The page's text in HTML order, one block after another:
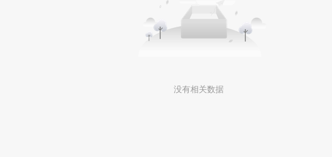
没有相关数据